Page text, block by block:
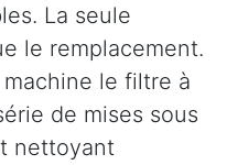
La seule
le remplacement.
le filtre à
de mises sous
nettoyant